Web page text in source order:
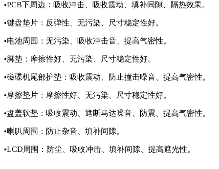
•PCB下周边：吸收冲击、吸收震动、填补间隙、隔热效果。
•键盘垫片：反弹性、无污染、尺寸稳定性好。
•电池周围：无污染、吸收冲击音、提高气密性。
•脚垫：摩擦性好、无污染、尺寸稳定性好。
•磁碟机尾部护垫：吸收震动、防止撞击噪音、提高气密性。
•摩擦垫片：摩擦性好、无污染、尺寸稳定性好。
•盘盖软垫：吸收震动、遮断马达噪音、防震、提高气密性。
•喇叭周围：防止杂音、填补间隙。
•LCD周围：防尘、吸收冲击、填补间隙、提高遮光性。